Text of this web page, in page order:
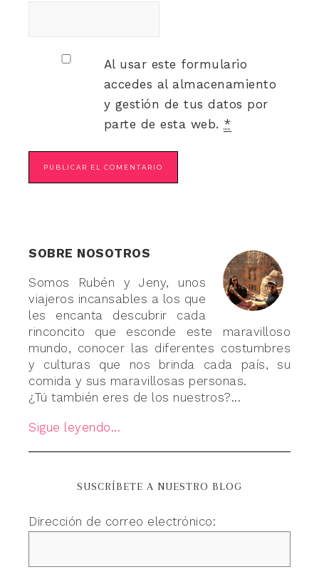
Al usar este formulario
accedes al almacenamiento
y gestión de tus datos por
parte de esta web. *
SOBRE NOSOTROS
Somos Rubén y Jeny, unos
viajeros incansables a los que
les encanta descubrir cada
rinconcito que esconde este maravilloso
mundo, conocer las diferentes costumbres
y culturas que nos brinda cada país, su
comida y sus maravillosas personas.
¿Tú también eres de los nuestros?...
Sigue leyendo...
SUSCRÍBETE A NUESTRO BLOG
Dirección de correo electrónico: